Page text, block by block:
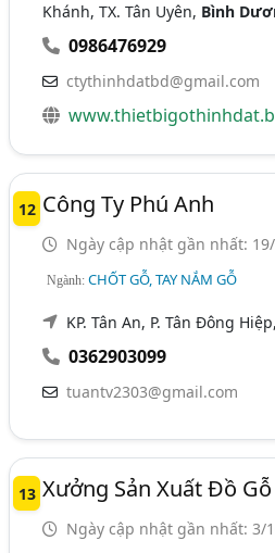
Khánh, TX. Tân Uyên, Bình
0986476929
ctythinhdatbd@gmail.com
12 Công Ty Phú Anh
Ngày cập nhật gần nhất:
Ngành:CHỐT GỖ, TAY NẮM GỖ
KP. Tân An, P. Tân Đông Hiệp,
0362903099
tuantv2303@gmail.com
13 Xưởng Sản Xuất Đồ
Ngày cập nhật gần nhất: 3/